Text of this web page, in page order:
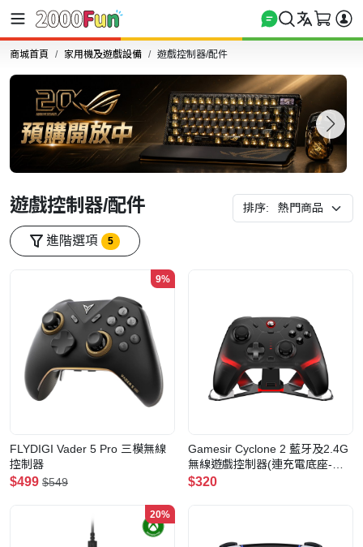
商城首頁 家用機及遊戲設備 遊戲控制器/配件
遊戲控制器/配件 排序:
進階選項 5
9%
FLYDIGI Vader 5 Pro 三模無線
控制器
$499 $549
Gamesir Cyclone 2 藍牙及2.4G
無線遊戲控制器(連充電底座-黑
色)
$320
20%